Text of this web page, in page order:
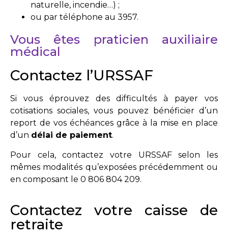
naturelle, incendie…) ;
ou par téléphone au 3957.
Vous êtes praticien auxiliaire
médical
Contactez l’URSSAF
Si vous éprouvez des difficultés à payer vos
cotisations sociales, vous pouvez bénéficier d’un
report de vos échéances grâce à la mise en place
d’un délai de paiement.
Pour cela, contactez votre URSSAF selon les
mêmes modalités qu’exposées précédemment ou
en composant le 0 806 804 209.
Contactez votre caisse de
retraite